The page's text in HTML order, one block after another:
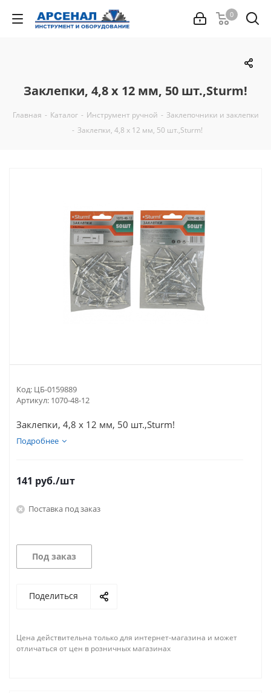
0
Заклепки, 4,8 х 12 мм, 50 шт.,Sturm!
Главная - Каталог - Инструмент ручной - Заклепочники и заклепки
- Заклепки, 4,8 х 12 мм, 50 шт.,Sturm!
Код: ЦБ-0159889
Артикул: 1070-48-12
Заклепки, 4,8 х 12 мм, 50 шт.,Sturm!
Подробнее
141 руб./шт
Поставка под заказ
Под заказ
Поделиться
Цена действительна только для интернет-магазина и может
отличаться от цен в розничных магазинах